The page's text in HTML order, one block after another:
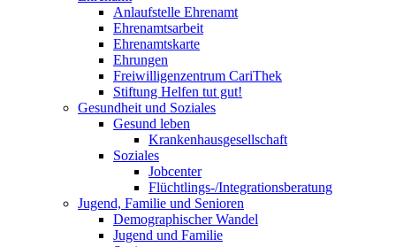
Anlaufstelle Ehrenamt
Ehrenamtsarbeit
Ehrenamtskarte
Ehrungen
Freiwilligenzentrum CariThek
Stiftung Helfen tut gut!
Gesundheit und Soziales
Gesund leben
Krankenhausgesellschaft
Soziales
Jobcenter
Flüchtlings-/Integrationsberatung
Jugend, Familie und Senioren
Demographischer Wandel
Jugend und Familie